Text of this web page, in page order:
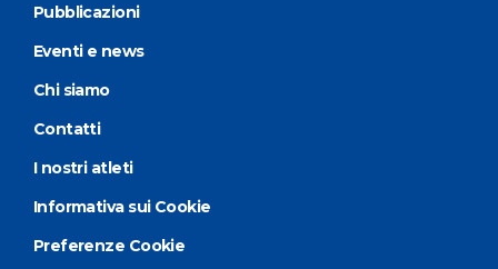
Pubblicazioni
Eventi e news
Chi siamo
Contatti
I nostri atleti
Informativa sui Cookie
Preferenze Cookie